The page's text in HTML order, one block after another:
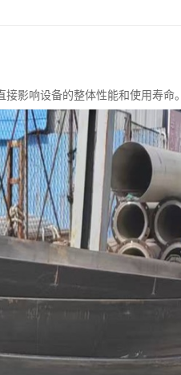
影响设备的整体性能和使用寿命。